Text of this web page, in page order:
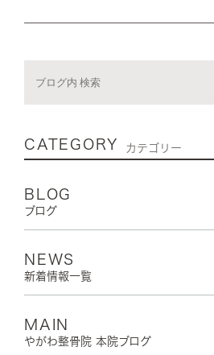
CATEGORY カテゴリー
BLOG
ブログ
NEWS
新着情報一覧
MAIN
やがわ整骨院 本院ブログ